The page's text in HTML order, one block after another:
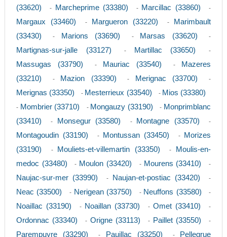
(33620)
- Marcheprime (33380) - Marcillac (33860) -
Margaux (33460) - Margueron (33220) -
Marimbault
(33430)
- Marions (33690) - Marsas (33620) -
Martignas-sur-jalle (33127) - Martillac (33650) -
Massugas (33790) - Mauriac (33540) -
Mazeres
(33210)
- Mazion (33390) - Merignac (33700) -
Merignas (33350) - Mesterrieux (33540) - Mios (33380)
- Mombrier (33710) - Mongauzy (33190) - Monprimblanc
(33410)
- Monsegur (33580) - Montagne (33570) -
Montagoudin (33190) - Montussan (33450) -
Morizes
(33190)
- Mouliets-et-villemartin (33350) -
Moulis-en-
medoc (33480)
- Moulon (33420) - Mourens (33410) -
Naujac-sur-mer (33990) - Naujan-et-postiac (33420) -
Neac (33500) - Nerigean (33750) - Neuffons (33580) -
Noaillac (33190) - Noaillan (33730) -Omet (33410) -
Ordonnac (33340) - Origne (33113) - Paillet (33550) -
Parempuyre (33290) - Pauillac (33250) - Pellegrue